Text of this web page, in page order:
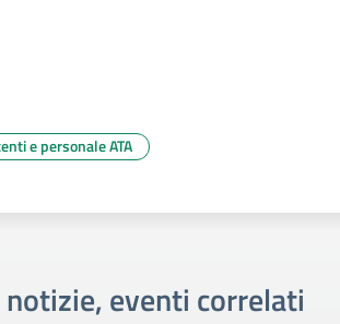
e personale ATA
eventi correlati